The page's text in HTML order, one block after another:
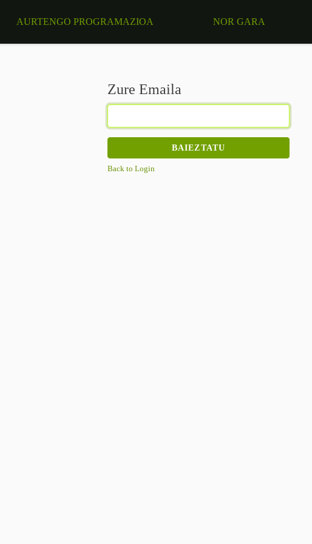
AURTENGO PROGRAMAZIOA NOR GARA
Zure Emaila
BAIEZTATU
Back to Login